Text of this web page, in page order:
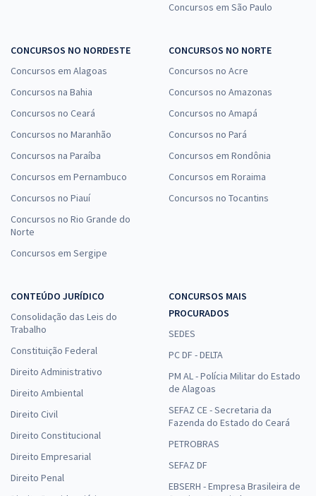
Concursos em São Paulo
CONCURSOS NO NORDESTE
Concursos em Alagoas
Concursos na Bahia
Concursos no Ceará
Concursos no Maranhão
Concursos na Paraíba
Concursos em Pernambuco
Concursos no Piauí
Concursos no Rio Grande do
Norte
Concursos em Sergipe
CONCURSOS NO NORTE
Concursos no Acre
Concursos no Amazonas
Concursos no Amapá
Concursos no Pará
Concursos em Rondônia
Concursos em Roraima
Concursos no Tocantins
CONTEÚDO JURÍDICO
Consolidação das Leis do
Trabalho
Constituição Federal
Direito Administrativo
Direito Ambiental
Direito Civil
Direito Constitucional
Direito Empresarial
Direito Penal
CONCURSOS MAIS
PROCURADOS
SEDES
PC DF - DELTA
PM AL - Polícia Militar do Estado
de Alagoas
SEFAZ CE - Secretaria da
Fazenda do Estado do Ceará
PETROBRAS
SEFAZ DF
EBSERH - Empresa Brasileira de